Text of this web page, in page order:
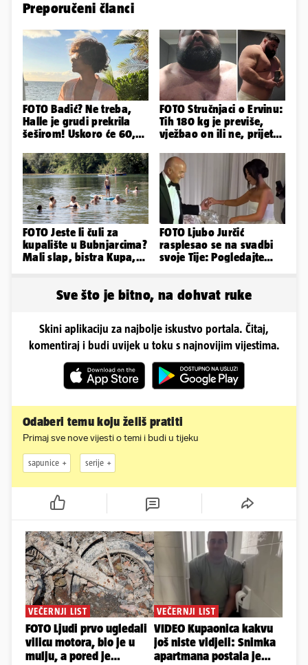
Preporučeni članci
FOTO Badić? Ne treba,
Halle je grudi prekrila
šeširom! Uskoro će 60,
FOTO Stručnjaci o Ervinu:
Tih 180 kg je previše,
vježbao on ili ne, prijete
FOTO Jeste li čuli za
kupalište u Bubnjarcima?
Mali slap, bistra Kupa,
FOTO Ljubo Jurčić
rasplesao se na svadbi
svoje Tije: Pogledajte
Sve što je bitno, na dohvat ruke
Skini aplikaciju za najbolje iskustvo portala. Čitaj,
komentiraj i budi uvijek u toku s najnovijim vijestima.
Odaberi temu koju želiš pratiti
Primaj sve nove vijesti o temi i budi u tijeku
sapunice serije